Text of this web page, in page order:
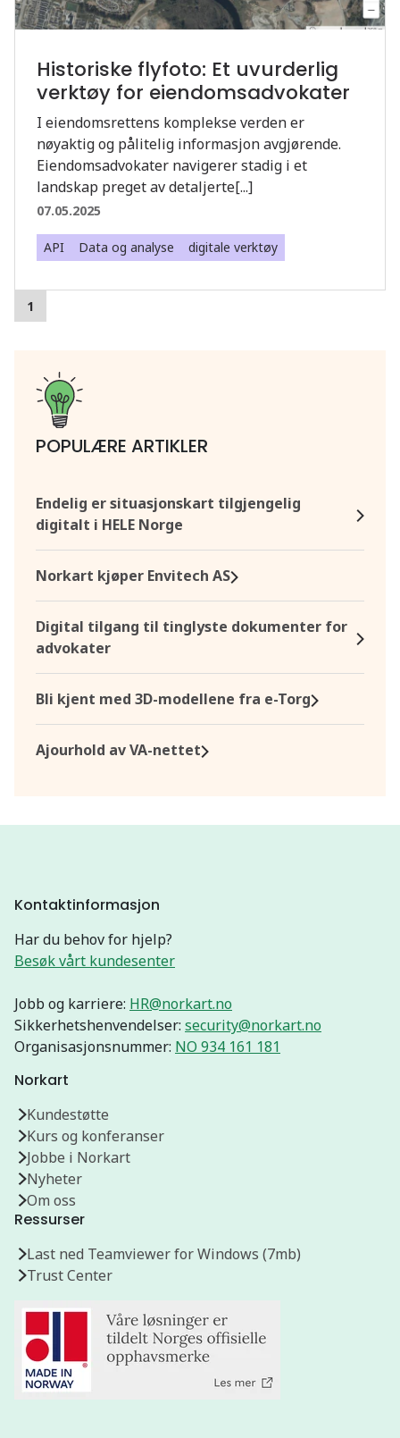
Historiske flyfoto: Et uvurderlig
verktøy for eiendomsadvokater
I eiendomsrettens komplekse verden er
nøyaktig og pålitelig informasjon avgjørende.
Eiendomsadvokater navigerer stadig i et
landskap preget av detaljerte[...]
07.05.2025
API Data og analyse digitale verktøy
1
POPULÆRE ARTIKLER
Endelig er situasjonskart tilgjengelig
digitalt i HELE Norge
Norkart kjøper Envitech AS
Digital tilgang til tinglyste dokumenter for
advokater
Bli kjent med 3D-modellene fra e-Torg
Ajourhold av VA-nettet
Kontaktinformasjon
Har du behov for hjelp?
Besøk vårt kundesenter
Jobb og karriere: HR@norkart.no
Sikkerhetshenvendelser: security@norkart.no
Organisasjonsnummer: NO 934 161 181
Norkart
Kundestøtte
Kurs og konferanser
Jobbe i Norkart
Nyheter
Om oss
Ressurser
Last ned Teamviewer for Windows (7mb)
Trust Center